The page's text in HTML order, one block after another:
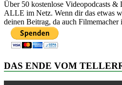
Über 50 kostenlose Videopodcasts
ALLE im Netz. Wenn dir das etwas
deinen Beitrag, da auch
DAS ENDE VOM